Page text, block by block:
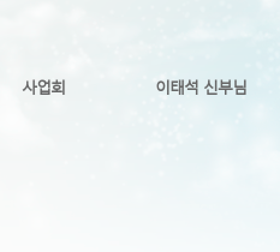
사업회 이태석 신부님